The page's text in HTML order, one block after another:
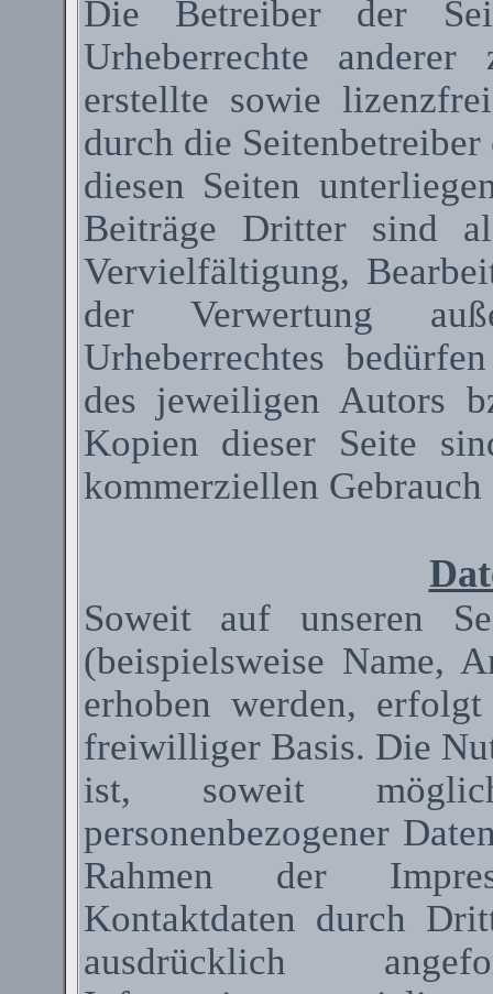
Die Betreiber der
Urheberrechte
erstellte sowie
durch die
diesen Seiten
Beiträge Dritter sind
Vervielfältigung,
der Verwertung
Urheberrechtes
des jeweiligen Autors
Kopien dieser Seite
kommerziellen Gebrauch
Soweit auf unseren
(beispielsweise Name,
erhoben werden,
freiwilliger Basis. Die
ist, soweit
personenbezogener
Rahmen der
Kontaktdaten durch
ausdrücklich